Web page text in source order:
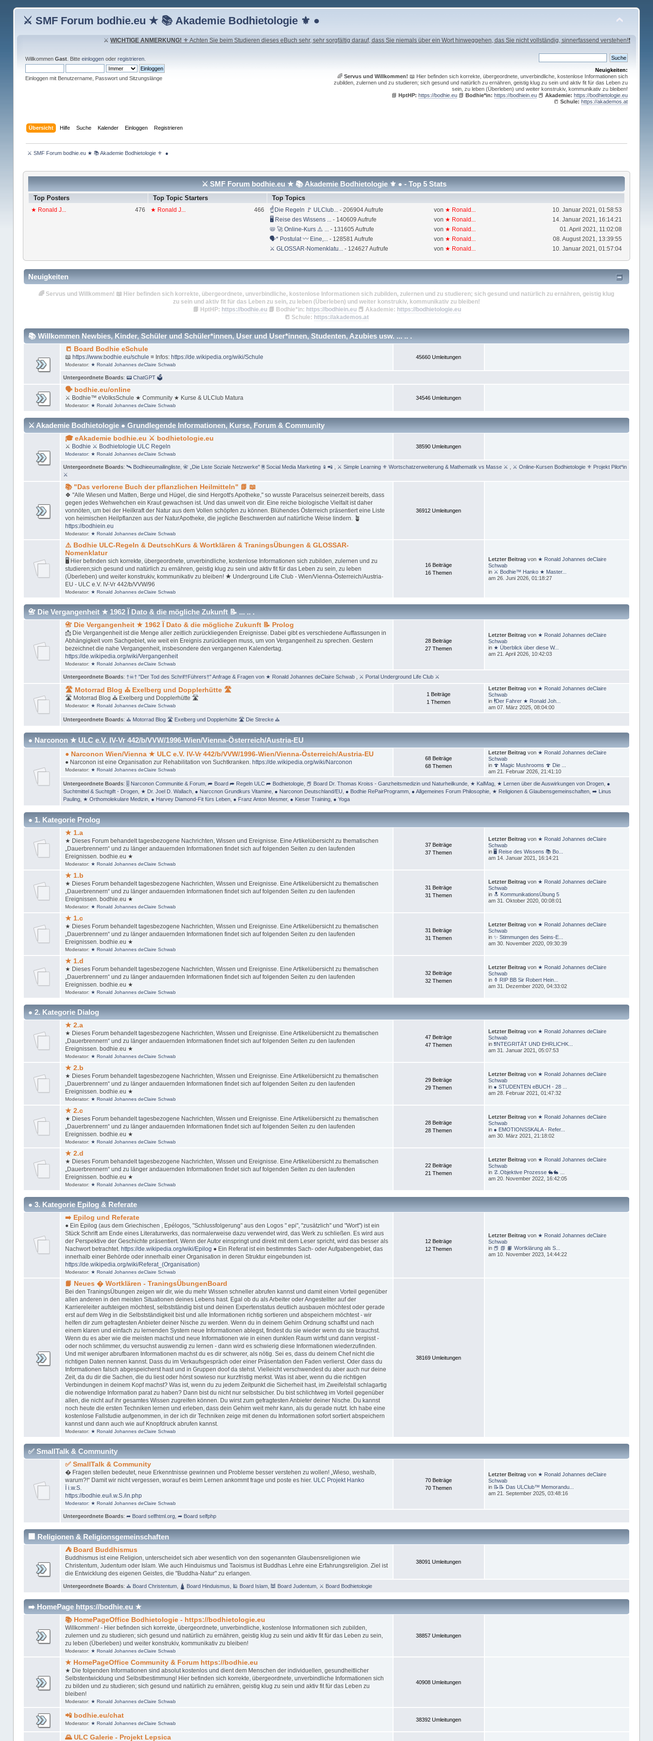
⚔ SMF Forum bodhie.eu ★ 📚 Akademie Bodhietologie ⚜ ●
⚔WICHTIGE ANMERKUNG! ⚜ Achten Sie beim Studieren dieses eBuch sehr, sehr sorgfältig darauf, dass Sie niemals über ein Wort hinweggehen, das Sie nicht vollständig, sinnerfassend verstehen!❗
Willkommen Gast. Bitte einloggenoder registrieren.
Einloggen mit Benutzername, Passwort und Sitzungslänge
Neuigkeiten:
🌈Servus und Willkommen! 📖 Hier befinden sich korrekte, übergeordnete, unverbindliche, kostenlose Informationen sich
zubilden, zulernen und zu studieren; sich gesund und natürlich zu ernähren, geistig klug zu sein und aktiv fit für das Leben zu
sein, zu leben (Überleben) und weiter konstrukiv, kommunikativ zu bleiben!
📘HptHP: https://bodhie.eu 📗Bodhie*in: https://bodhiein.eu 📕Akademie: https://bodhietologie.eu
📒Schule: https://akademos.at
Übersicht Hilfe Suche Kalender Einloggen Registrieren
⚔ SMF Forum bodhie.eu ★ 📚 Akademie Bodhietologie ⚜  ●
⚔ SMF Forum bodhie.eu ★ 📚 Akademie Bodhietologie ⚜ ● - Top 5 Stats
Top Posters Top Topic Starters Top Topics
★ Ronald J... 476 ★ Ronald J... 466 ☝Die Regeln 🚩 ULClub... - 206904 Aufrufe von ★ Ronald...
10. Januar 2021, 01:58:53
🖥 Reise des Wissens ...
- 140609 Aufrufe von ★ Ronald...
14. Januar 2021, 16:14:21
📛 🚀 Online-Kurs ⚠️ ...
- 131605 Aufrufe von ★ Ronald...
01. April 2021, 11:02:08
🗣* Postulat 〰 Eine,...
- 128581 Aufrufe von ★ Ronald...
08. August 2021, 13:39:55
⚔ GLOSSAR-Nomenklatu...
- 124627 Aufrufe von ★ Ronald... 10. Januar 2021, 01:57:04
Neuigkeiten
🌈 Servus und Willkommen! 📖 Hier befinden sich korrekte, übergeordnete, unverbindliche, kostenlose Informationen sich zubilden, zulernen und zu studieren; sich gesund und natürlich zu ernähren, geistig klug
zu sein und aktiv fit für das Leben zu sein, zu leben (Überleben) und weiter konstrukiv, kommunikativ zu bleiben!
📘 HptHP: https://bodhie.eu 📗 Bodhie*in: https://bodhiein.eu 📕Akademie: https://bodhietologie.eu
📒 Schule: https://akademos.at
📚 Willkommen Newbies, Kinder, Schüler und Schüler*innen, User und User*innen, Studenten, Azubies usw. ... .. .
📒 Board Bodhie eSchule
📖 https://www.bodhie.eu/schule ≡ Infos: https://de.wikipedia.org/wiki/Schule
Moderator: ★ Ronald Johannes deClaire Schwab
45660 Umleitungen
Untergeordnete Boards: 📟 ChatGPT 🗳
🗣 bodhie.eu/online
⚔ Bodhie™ eVolksSchule ★ Community ★ Kurse & ULClub Matura
Moderator: ★ Ronald Johannes deClaire Schwab
34546 Umleitungen
⚔ Akademie Bodhietologie ● Grundlegende Informationen, Kurse, Forum & Community
🎓 eAkademie bodhie.eu ⚔ bodhietologie.eu
⚔ Bodhie ⚔ Bodhietologie ULC Regeln
Moderator: ★ Ronald Johannes deClaire Schwab
38590 Umleitungen
Untergeordnete Boards: 🛰 Bodhieeumailingliste, 📇 „Die Liste Soziale Netzwerke" 🖲 Social Media Marketing 📱📲 ⚔ Simple Learning ⚜ Wortschatzerweiterung & Mathematik vs Masse ⚔
⚔ Online-Kursen Bodhietologie ⚜ Projekt Pilot*in
⚔
📚 "Das verlorene Buch der pflanzlichen Heilmitteln" 📗 📖
🍀 "Alle Wiesen und Matten, Berge und Hügel, die sind Hergott's Apotheke," so wusste Paracelsus seinerzeit bereits, dass
gegen jedes Wehwehchen ein Kraut gewachsen ist. Und das unweit von dir. Eine reiche biologische Vielfalt ist daher
vonnöten, um bei der Heilkraft der Natur aus dem Vollen schöpfen zu können. Blühendes Österreich präsentiert eine Liste
von heimischen Heilpflanzen aus der NaturApotheke, die jegliche Beschwerden auf natürliche Weise lindern. 🪴
https://bodhiein.eu
Moderator: ★ Ronald Johannes deClaire Schwab
36912 Umleitungen
⚠️ Bodhie ULC-Regeln & DeutschKurs & Wortklären & TraningsÜbungen & GLOSSAR-
Nomenklatur
🖥 Hier befinden sich korrekte, übergeordnete, unverbindliche, kostenlose Informationen sich zubilden, zulernen und zu
studieren;sich gesund und natürlich zu ernähren, geistig klug zu sein und aktiv fit für das Leben zu sein, zu leben
(Überleben) und weiter konstrukiv, kommunikativ zu bleiben! ★ Underground Life Club - Wien/Vienna-Österreich/Austria-
EU - ULC e.V. IV-Vr 442/b/VVW/96
Moderator: ★ Ronald Johannes deClaire Schwab
16 Beiträge
16 Themen
Letzter Beitrag von ★ Ronald Johannes deClaire
Schwab
in ⚔ Bodhie™ Hanko ★ Master...
am 26. Juni 2026, 01:18:27
📇 Die Vergangenheit ★ 1962 Ï Dato & die mögliche Zukunft 📝 ... .. .
📇 Die Vergangenheit ★ 1962 Ï Dato & die mögliche Zukunft 📝 Prolog
📩 Die Vergangenheit ist die Menge aller zeitlich zurückliegenden Ereignisse. Dabei gibt es verschiedene Auffassungen in
Abhängigkeit vom Sachgebiet, wie weit ein Ereignis zurückliegen muss, um von Vergangenheit zu sprechen. Gestern
bezeichnet die nahe Vergangenheit, insbesondere den vergangenen Kalendertag.
https://de.wikipedia.org/wiki/Vergangenheit
Moderator: ★ Ronald Johannes deClaire Schwab
28 Beiträge
27 Themen
Letzter Beitrag von ★ Ronald Johannes deClaire
Schwab
in ★ Überblick über diese W...
am 21. April 2026, 10:42:03
Untergeordnete Boards: †☠† "Der Tod des Schrif†Führers†" Anfrage & Fragen von ★ Ronald Johannes deClaire Schwab ⚔ Portal Underground Life Club ⚔
🛣 Motorrad Blog ⛪ Exelberg und Dopplerhütte 🛣
🛣 Motorrad Blog ⛪ Exelberg und Dopplerhütte 🛣
Moderator: ★ Ronald Johannes deClaire Schwab
1 Beiträge
1 Themen
Letzter Beitrag von ★ Ronald Johannes deClaire
Schwab
in 🕴Der Fahrer ★ Ronald Joh...
am 07. März 2025, 08:04:00
Untergeordnete Boards: ⛪ Motorrad Blog 🛣 Exelberg und Dopplerhütte 🛣 Die Strecke ⛪
● Narconon ★ ULC e.V. IV-Vr 442/b/VVW/1996-Wien/Vienna-Österreich/Austria-EU
● Narconon Wien/Vienna ★ ULC e.V. IV-Vr 442/b/VVW/1996-Wien/Vienna-Österreich/Austria-EU
● Narconon ist eine Organisation zur Rehabilitation von Suchtkranken. https://de.wikipedia.org/wiki/Narconon
Moderator: ★ Ronald Johannes deClaire Schwab
68 Beiträge
68 Themen
Letzter Beitrag von ★ Ronald Johannes deClaire
Schwab
in 🍄 Magic Mushrooms 🍄 Die ...
am 21. Februar 2026, 21:41:10
Untergeordnete Boards: 🎚 Narconon Communitie & Forum, ➦ Board ➦ Regeln ULC ➦ Bodhietologie, 📕 Board Dr. Thomas Kroiss - Ganzheitsmedizin und Naturheilkunde, ★ KalMag, ★ Lernen über die Auswirkungen von Drogen, ●
Suchtmittel & Suchtgift - Drogen, ★ Dr. Joel D. Wallach, ● Narccnon Grundkurs Vitamine, ● Narconon Deutschland/EU ● Bodhie RePairProgramm, ● Allgemeines Forum Philosophie, ★ Religionen & Glaubensgemeinschaften, ➡️ Linus
Pauling, ★ Orthomolekulare Medizin, ● Harvey Diamond-Fit fürs Leben, ● Franz Anton Mesmer, ● Kieser Training, ● Yoga
● 1. Kategorie Prolog
★ 1.a
★ Dieses Forum behandelt tagesbezogene Nachrichten, Wissen und Ereignisse. Eine Artikelübersicht zu thematischen
„Dauerbrennern“ und zu länger andauernden Informationen findet sich auf folgenden Seiten zu den laufenden
Ereignissen. bodhie.eu ★
Moderator: ★ Ronald Johannes deClaire Schwab
37 Beiträge
37 Themen
Letzter Beitrag von ★ Ronald Johannes deClaire
Schwab
in 🖥 Reise des Wissens 📚 Bo...
am 14. Januar 2021, 16:14:21
★ 1.b
★ Dieses Forum behandelt tagesbezogene Nachrichten, Wissen und Ereignisse. Eine Artikelübersicht zu thematischen
„Dauerbrennern“ und zu länger andauernden Informationen findet sich auf folgenden Seiten zu den laufenden
Ereignissen. bodhie.eu ★
Moderator: ★ Ronald Johannes deClaire Schwab
31 Beiträge
31 Themen
Letzter Beitrag von ★ Ronald Johannes deClaire
Schwab
in 🔝 KommunikationsÜbung 5
am 31. Oktober 2020, 00:08:01
★ 1.c
★ Dieses Forum behandelt tagesbezogene Nachrichten, Wissen und Ereignisse. Eine Artikelübersicht zu thematischen
„Dauerbrennern“ und zu länger andauernden Informationen findet sich auf folgenden Seiten zu den laufenden
Ereignissen. bodhie.eu ★
Moderator: ★ Ronald Johannes deClaire Schwab
31 Beiträge
31 Themen
Letzter Beitrag von ★ Ronald Johannes deClaire
Schwab
in✨ Stimmungen des Seins-E...
am 30. November 2020, 09:30:39
★ 1.d
★ Dieses Forum behandelt tagesbezogene Nachrichten, Wissen und Ereignisse. Eine Artikelübersicht zu thematischen
„Dauerbrennern“ und zu länger andauernden Informationen findet sich auf folgenden Seiten zu den laufenden
Ereignissen. bodhie.eu ★
Moderator: ★ Ronald Johannes deClaire Schwab
32 Beiträge
32 Themen
Letzter Beitrag von ★ Ronald Johannes deClaire
Schwab
in ⚱ RIP BB Sir Robert Hein...
am 31. Dezember 2020, 04:33:02
● 2. Kategorie Dialog
★ 2.a
★ Dieses Forum behandelt tagesbezogene Nachrichten, Wissen und Ereignisse. Eine Artikelübersicht zu thematischen
„Dauerbrennern“ und zu länger andauernden Informationen findet sich auf folgenden Seiten zu den laufenden
Ereignissen. bodhie.eu ★
Moderator: ★ Ronald Johannes deClaire Schwab
47 Beiträge
47 Themen
Letzter Beitrag von ★ Ronald Johannes deClaire
Schwab
in❗INTEGRITÄT UND EHRLICHK...
am 31. Januar 2021, 05:07:53
★ 2.b
★ Dieses Forum behandelt tagesbezogene Nachrichten, Wissen und Ereignisse. Eine Artikelübersicht zu thematischen
„Dauerbrennern“ und zu länger andauernden Informationen findet sich auf folgenden Seiten zu den laufenden
Ereignissen. bodhie.eu ★
Moderator: ★ Ronald Johannes deClaire Schwab
29 Beiträge
29 Themen
Letzter Beitrag von ★ Ronald Johannes deClaire
Schwab
in ● STUDENTEN eBUCH - 28 ...
am 28. Februar 2021, 01:47:32
★ 2.c
★ Dieses Forum behandelt tagesbezogene Nachrichten, Wissen und Ereignisse. Eine Artikelübersicht zu thematischen
„Dauerbrennern“ und zu länger andauernden Informationen findet sich auf folgenden Seiten zu den laufenden
Ereignissen. bodhie.eu ★
Moderator: ★ Ronald Johannes deClaire Schwab
28 Beiträge
28 Themen
Letzter Beitrag von ★ Ronald Johannes deClaire
Schwab
in ● EMOTIONSSKALA - Refer...
am 30. März 2021, 21:18:02
★ 2.d
★ Dieses Forum behandelt tagesbezogene Nachrichten, Wissen und Ereignisse. Eine Artikelübersicht zu thematischen
„Dauerbrennern“ und zu länger andauernden Informationen findet sich auf folgenden Seiten zu den laufenden
Ereignissen. bodhie.eu ★
Moderator: ★ Ronald Johannes deClaire Schwab
22 Beiträge
21 Themen
Letzter Beitrag von ★ Ronald Johannes deClaire
Schwab
in ☡.Objektive Prozesse 🐇🐇 ...
am 20. November 2022, 16:42:05
● 3. Kategorie Epilog & Referate
➡️ Epilog und Referate
● Ein Epilog (aus dem Griechischen , Epélogos, "Schlussfolgerung" aus den Logos " epi", "zusätzlich" und "Wort") ist ein
Stück Schrift am Ende eines Literaturwerks, das normalerweise dazu verwendet wird, das Werk zu schließen. Es wird aus
der Perspektive der Geschichte präsentiert. Wenn der Autor einspringt und direkt mit dem Leser spricht, wird das besser als
Nachwort betrachtet. https://de.wikipedia.org/wiki/Epilog ● Ein Referat ist ein bestimmtes Sach- oder Aufgabengebiet, das
innerhalb einer Behörde oder innerhalb einer Organisation in deren Struktur eingebunden ist.
https://de.wikipedia.org/wiki/Referat_(Organisation)
Moderator: ★ Ronald Johannes deClaire Schwab
12 Beiträge
12 Themen
Letzter Beitrag von ★ Ronald Johannes deClaire
Schwab
in 📕 📗 📙 Wortklärung als S...
am 10. November 2023, 14:44:22
📙 Neues � Wortklären - TraningsÜbungenBoard
Bei den TraningsÜbungen zeigen wir dir, wie du mehr Wissen schneller abrufen kannst und damit einen Vorteil gegenüber
allen anderen in den meisten Situationen deines Lebens hast. Egal ob du als Arbeiter oder Angestellter auf der
Karriereleiter aufsteigen möchtest, selbstständig bist und deinen Expertenstatus deutlich ausbauen möchtest oder gerade
erst auf dem Weg in die Selbstständigkeit bist und alle Informationen richtig sortieren und abspeichern möchtest - wir
helfen dir zum gefragtesten Anbieter deiner Nische zu werden. Wenn du in deinem Gehirn Ordnung schaffst und nach
einem klaren und einfach zu lernenden System neue Informationen ablegst, findest du sie wieder wenn du sie brauchst.
Wenn du es aber wie die meisten machst und neue Informationen wie in einen dunklen Raum wirfst und dann vergisst -
oder noch schlimmer, du versuchst auswendig zu lernen - dann wird es schwierig diese Informationen wiederzufinden.
Und mit weniger abrufbaren Informationen machst du es dir schwerer, als nötig. Sei es, dass du deinem Chef nicht die
richtigen Daten nennen kannst. Dass du im Verkaufsgespräch oder einer Präsentation den Faden verlierst. Oder dass du
Informationen falsch abgespeicherst hast und in Gruppen doof da stehst. Vielleicht verschwendest du aber auch nur deine
Zeit, da du dir die Sachen, die du liest oder hörst sowieso nur kurzfristig merkst. Was ist aber, wenn du die richtigen
Verbindungen in deinem Kopf machst? Was ist, wenn du zu jedem Zeitpunkt die Sicherheit hast, im Zweifelsfall schlagartig
die notwendige Information parat zu haben? Dann bist du nicht nur selbstsicher. Du bist schlichtweg im Vorteil gegenüber
allen, die nicht auf ihr gesamtes Wissen zugreifen können. Du wirst zum gefragtesten Anbieter deiner Nische. Du kannst
noch heute die ersten Techniken lernen und erleben, dass dein Gehirn weit mehr kann, als du gerade nutzt. Ich habe eine
kostenlose Fallstudie aufgenommen, in der ich dir Techniken zeige mit denen du Informationen sofort sortiert abspeichern
kannst und dann auch wie auf Knopfdruck abrufen kannst.
Moderator: ★ Ronald Johannes deClaire Schwab
38169 Umleitungen
✅ SmallTalk & Community
✅ SmallTalk & Community
� Fragen stellen bedeutet, neue Erkenntnisse gewinnen und Probleme besser verstehen zu wollen! „Wieso, weshalb,
warum?!“ Damit wir nicht vergessen, worauf es beim Lernen ankommt frage und poste es hier. ULC Projekt Hanko
Ï i.w.S.
https://bodhie.eu/i.w.S./in.php
Moderator: ★ Ronald Johannes deClaire Schwab
70 Beiträge
70 Themen
Letzter Beitrag von ★ Ronald Johannes deClaire
Schwab
in 📝📝 Das ULClub™ Memorandu...
am 21. September 2025, 03:48:16
Untergeordnete Boards: ➦ Board selfhtml.org, ➦ Board selfphp
🏢 Religionen & Religionsgemeinschaften
⛺ Board Buddhismus
Buddhismus ist eine Religion, unterscheidet sich aber wesentlich von den sogenannten Glaubensreligionen wie
Christentum, Judentum oder Islam. Wie auch Hinduismus und Taoismus ist Buddhas Lehre eine Erfahrungsreligion. Ziel ist
die Entwicklung des eigenen Geistes, die "Buddha-Natur" zu erlangen.
38091 Umleitungen
Untergeordnete Boards: ⛪ Board Christentum, 🛕 Board Hinduismus 🕌 Board Islam, 🕍 Board Judentum, ⚔ Board Bodhietologie
➡️ HomePage https://bodhie.eu ★
📚 HomePageOffice Bodhietologie - https://bodhietologie.eu
Willkommen! - Hier befinden sich korrekte, übergeordnete, unverbindliche, kostenlose Informationen sich zubilden,
zulernen und zu studieren; sich gesund und natürlich zu ernähren, geistig klug zu sein und aktiv fit für das Leben zu sein,
zu leben (Überleben) und weiter konstrukiv, kommunikativ zu bleiben!
Moderator: ★ Ronald Johannes deClaire Schwab
38857 Umleitungen
★ HomePageOffice Community & Forum https://bodhie.eu
★ Die folgenden Informationen sind absolut kostenlos und dient dem Menschen der individuellen, gesundheitlicher
Selbstentwicklung und Selbstbestimmung! Hier befinden sich korrekte, übergeordnete, unverbindliche Informationen sich
zu bilden und zu studieren; sich gesund und natürlich zu ernähren, geistig klug zu sein und aktiv fit für das Leben zu
bleiben!
Moderator: ★ Ronald Johannes deClaire Schwab
40908 Umleitungen
📲 bodhie.eu/chat
Moderator: ★ Ronald Johannes deClaire Schwab
38392 Umleitungen
🌄 ULC Galerie - Projekt Lepsica